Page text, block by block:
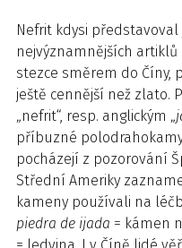
Nefrit kdysi
nejvýznamnějších
stezce směrem do Číny,
ještě cennější než zlato.
„nefrit“, resp. anglickým „
příbuzné
pocházejí z pozorování
Střední Ameriky
kameny používali na
piedra de ijada = kámen